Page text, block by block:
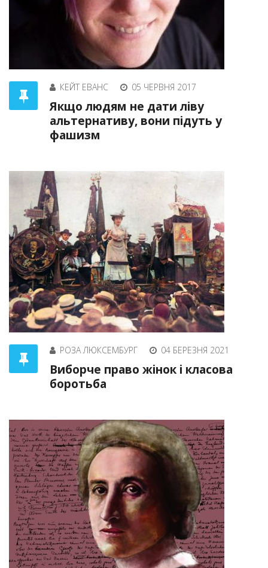
КЕЙТ ЕВАНС 05 ЧЕРВНЯ 2017
Якщо людям не дати ліву
альтернативу, вони підуть у
фашизм
РОЗА ЛЮКСЕМБУРГ 04 БЕРЕЗНЯ 2021
Виборче право жінок і класова
боротьба